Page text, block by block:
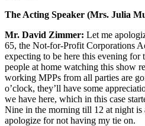
The Acting Speaker (Mrs. Julia
Mr. David Zimmer: Let me
65, the Not-for-Profit Corporations
expecting to be here this evening
people at home watching this show
working MPPs from all parties are
o’clock, they’ll have some
we have here, which in this case
Nine in the morning till 12 at night is
apologize for not having my tie on.